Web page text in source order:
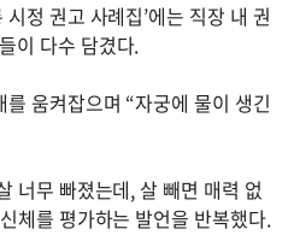
정 권고 사례집’에는 직장 내 권
이 다수 담겼다.
움켜잡으며 “자궁에 물이 생긴
너무 빠졌는데, 살 빼면 매력 없
체를 평가하는 발언을 반복했다.